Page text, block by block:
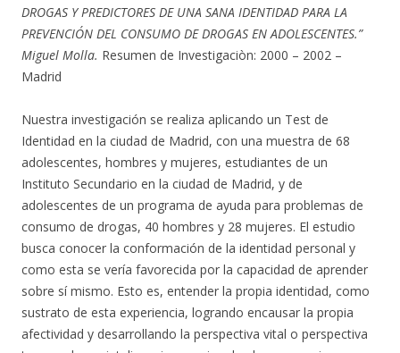
DROGAS Y PREDICTORES DE UNA SANA IDENTIDAD PARA LA
PREVENCIÓN DEL CONSUMO DE DROGAS EN ADOLESCENTES.”
Miguel Molla. Resumen de Investigaciòn: 2000 – 2002 –
Madrid
Nuestra investigación se realiza aplicando un Test de
Identidad en la ciudad de Madrid, con una muestra de 68
adolescentes, hombres y mujeres, estudiantes de un
Instituto Secundario en la ciudad de Madrid, y de
adolescentes de un programa de ayuda para problemas de
consumo de drogas, 40 hombres y 28 mujeres. El estudio
busca conocer la conformación de la identidad personal y
como esta se vería favorecida por la capacidad de aprender
sobre sí mismo. Esto es, entender la propia identidad, como
sustrato de esta experiencia, logrando encausar la propia
afectividad y desarrollando la perspectiva vital o perspectiva